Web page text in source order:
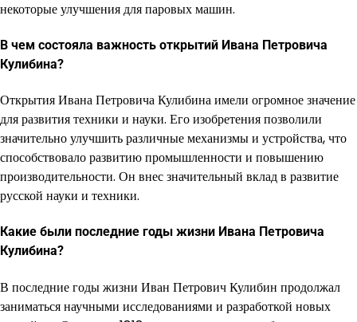
некоторые улучшения для паровых машин.
В чем состояла важность открытий Ивана Петровича
Кулибина?
Открытия Ивана Петровича Кулибина имели огромное значение
для развития техники и науки. Его изобретения позволили
значительно улучшить различные механизмы и устройства, что
способствовало развитию промышленности и повышению
производительности. Он внес значительный вклад в развитие
русской науки и техники.
Какие были последние годы жизни Ивана Петровича
Кулибина?
В последние годы жизни Иван Петрович Кулибин продолжал
заниматься научными исследованиями и разработкой новых